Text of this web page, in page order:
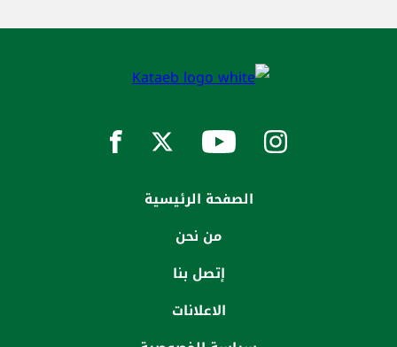
الصفحة الرئيسية
من نحن
إتصل بنا
الاعلانات